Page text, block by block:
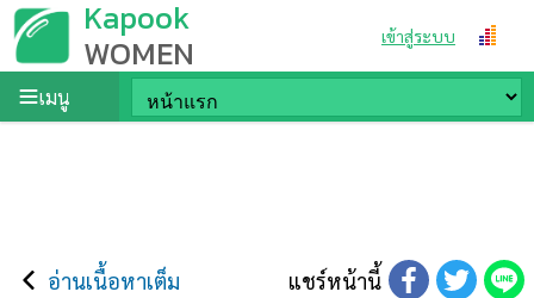
Kapook
WOMEN เข้าสู่ระบบ
เมนู
อ่านเนื้อหาเต็ม แชร์หน้านี้